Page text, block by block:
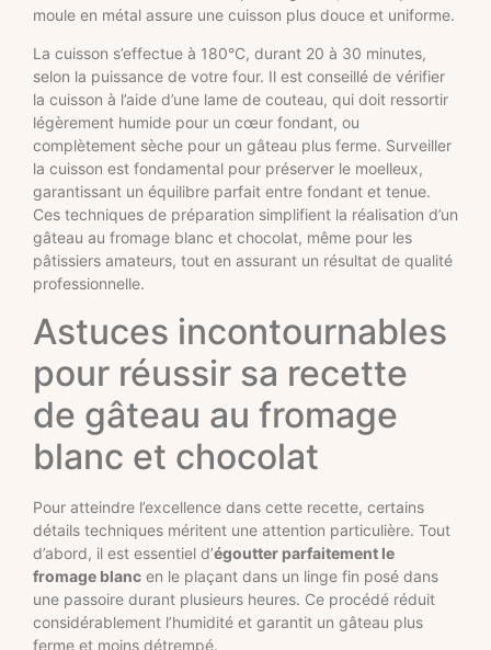
moule en métal assure une cuisson plus douce et uniforme.
La cuisson s’effectue à 180°C, durant 20 à 30 minutes,
selon la puissance de votre four. Il est conseillé de vérifier
la cuisson à l’aide d’une lame de couteau, qui doit ressortir
légèrement humide pour un cœur fondant, ou
complètement sèche pour un gâteau plus ferme. Surveiller
la cuisson est fondamental pour préserver le moelleux,
garantissant un équilibre parfait entre fondant et tenue.
Ces techniques de préparation simplifient la réalisation d’un
gâteau au fromage blanc et chocolat, même pour les
pâtissiers amateurs, tout en assurant un résultat de qualité
professionnelle.
Astuces incontournables
pour réussir sa recette
de gâteau au fromage
blanc et chocolat
Pour atteindre l’excellence dans cette recette, certains
détails techniques méritent une attention particulière. Tout
d’abord, il est essentiel d’égoutter parfaitement le
fromage blanc en le plaçant dans un linge fin posé dans
une passoire durant plusieurs heures. Ce procédé réduit
considérablement l’humidité et garantit un gâteau plus
ferme et moins détrempé.